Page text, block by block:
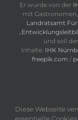
Er wurde von der
mit
Landratsamt
„
und soll
Inhalte: IHK
freepik.com /
Diese Webseite